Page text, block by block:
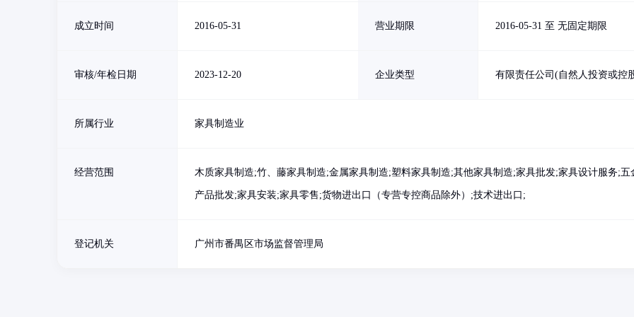
成立时间 2016-05-31 营业期限 2016-05-31 至 无固定期限
审核/年检日期 2023-12-20 企业类型 有限责任公司(自然人投资或控
所属行业 家具制造业
经营范围 木质家具制造;竹、藤家具制造;金属家具制造;塑料家具制造;其他家具制造;家具批发;家具设计服务;五
产品批发;家具安装;家具零售;货物进出口（专营专控商品除外）;技术进出口;
登记机关 广州市番禺区市场监督管理局